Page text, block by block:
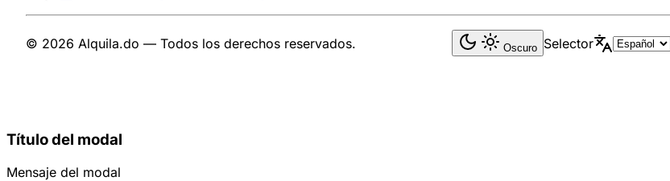
© 2026 Alquila.do — Todos los derechos reservados. Oscuro Selector
Título del modal
Mensaje del modal